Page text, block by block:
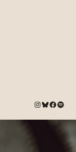
# Bluesky # Spotify